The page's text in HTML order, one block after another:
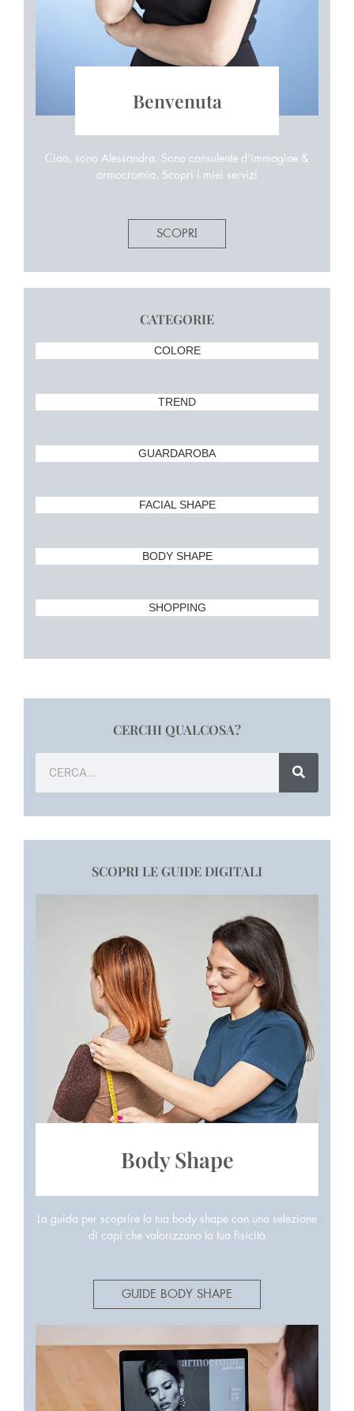
Benvenuta
Ciao, sono Alessandra. Sono consulente d’immagine &
armocromia. Scopri i miei servizi
SCOPRI
CATEGORIE
COLORE
TREND
GUARDAROBA
FACIAL SHAPE
BODY SHAPE
SHOPPING
CERCHI QUALCOSA?
SCOPRI LE GUIDE DIGITALI
Body Shape
La guida per scoprire la tua body shape con una selezione
di capi che valorizzano la tua fisicità
GUIDE BODY SHAPE